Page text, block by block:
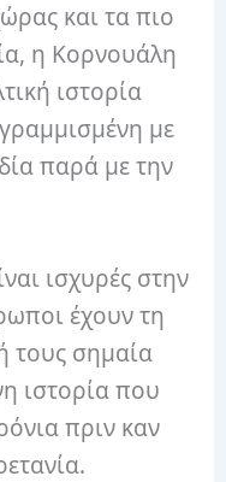
και τα πιο
η Κορνουάλη
ιστορία
με
παρά με την
ισχυρές στην
έχουν τη
τους σημαία
ιστορία που
πριν καν